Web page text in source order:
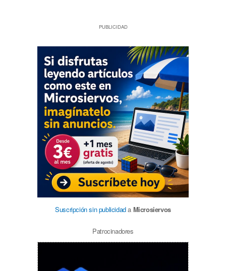
PUBLICIDAD
Suscripción sin publicidada Microsiervos
Patrocinadores